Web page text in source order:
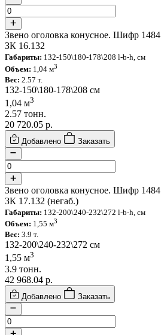
Звено оголовка конусное. Шифр 1484
ЗК 16.132
Габариты: 132-150\180-178\208 l-b-h, см
Объем: 1,04 м3
Вес: 2.57 т.
132-150\180-178\208 см
1,04 м3
2.57 тонн.
20 720.05 р.
Добавлено Заказать
Звено оголовка конусное. Шифр 1484
ЗК 17.132 (негаб.)
Габариты: 132-200\240-232\272 l-b-h, см
Объем: 1,55 м3
Вес: 3.9 т.
132-200\240-232\272 см
1,55 м3
3.9 тонн.
42 968.04 р.
Добавлено Заказать